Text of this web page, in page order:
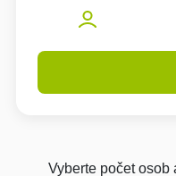
Vyberte počet osob